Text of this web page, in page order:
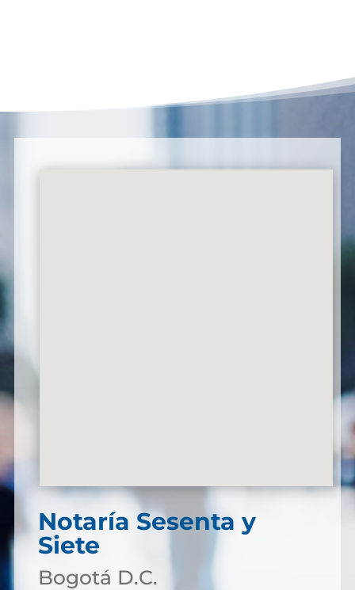
Notaría Sesenta y
Siete
Bogotá D.C.